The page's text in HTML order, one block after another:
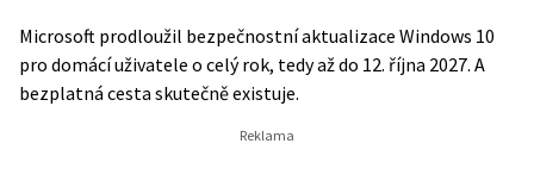
Microsoft prodloužil bezpečnostní aktualizace Windows 10
pro domácí uživatele o celý rok, tedy až do 12. října 2027. A
bezplatná cesta skutečně existuje.